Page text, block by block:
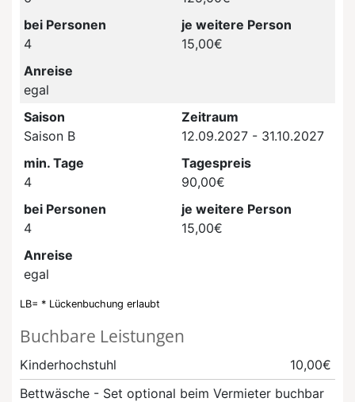
bei Personen
4
je weitere Person
15,00€
Anreise
egal
Saison
Saison B
Zeitraum
12.09.2027 - 31.10.2027
min. Tage
4
Tagespreis
90,00€
bei Personen
4
je weitere Person
15,00€
Anreise
egal
LB= * Lückenbuchung erlaubt
Buchbare Leistungen
Kinderhochstuhl
10,00€
Bettwäsche - Set optional beim Vermieter buchbar